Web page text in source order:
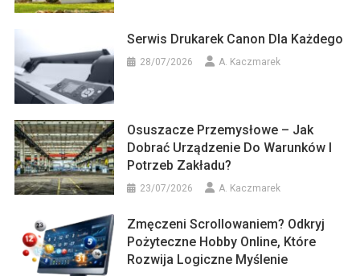
Serwis Drukarek Canon Dla Każdego
28/07/2026 A. Kaczmarek
Osuszacze Przemysłowe – Jak
Dobrać Urządzenie Do Warunków I
Potrzeb Zakładu?
23/07/2026 A. Kaczmarek
Zmęczeni Scrollowaniem? Odkryj
Pożyteczne Hobby Online, Które
Rozwija Logiczne Myślenie